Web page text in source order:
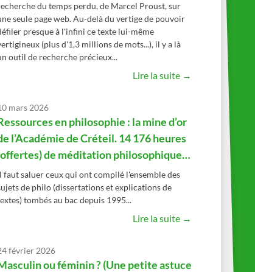
du temps perdu, de Marcel Proust, sur
seule page web. Au-delà du vertige de pouvoir
presque à l'infini ce texte lui-même
(plus d'1,3 millions de mots...), il y a là
outil de recherche précieux...
Lire la suite →
mars 2026
en philosophie : la mine d’or
l’Académie de Créteil. 14 176 heures
de méditation philosophique…
faut saluer ceux qui ont compilé l'ensemble des
de philo (dissertations et explications de
tombés au bac depuis 1995...
Lire la suite →
février 2026
ou féminin ? (Une petite astuce